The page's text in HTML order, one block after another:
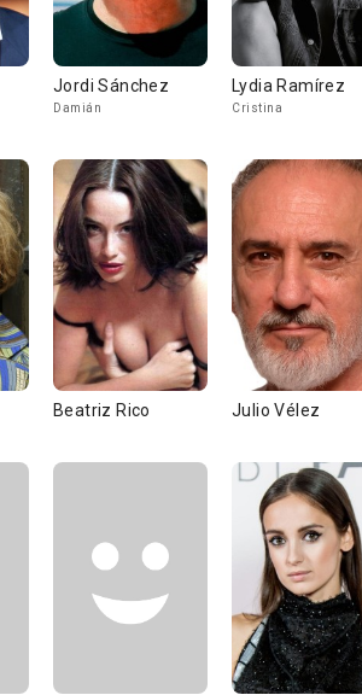
Jordi Sánchez
Damián
Lydia Ramírez
Cristina
Beatriz Rico Julio Vélez